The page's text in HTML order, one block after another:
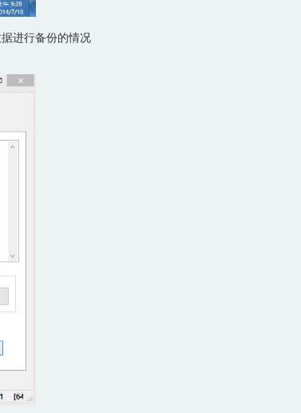
进行备份的情况